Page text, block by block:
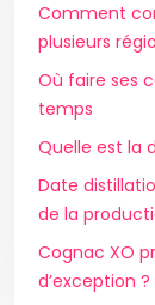
Comment
plusieurs
Où faire ses
temps
Quelle est la
Date
de la
Cognac XO
d’exception ?